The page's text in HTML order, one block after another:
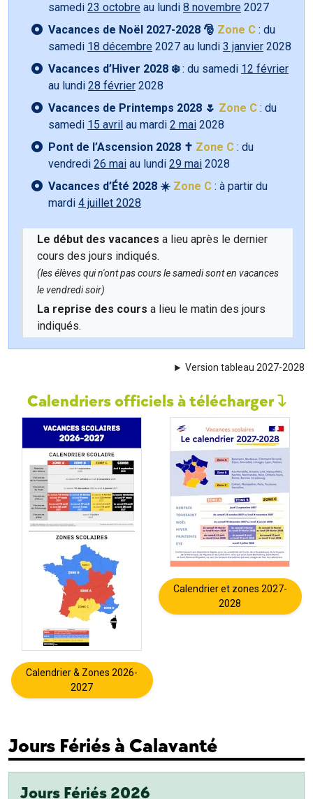
samedi 23 octobre au lundi 8 novembre 2027
Vacances de Noël 2027-2028 🎅 Zone C : du
samedi 18 décembre 2027 au lundi 3 janvier 2028
Vacances d’Hiver 2028 ❄️: du samedi 12 février
au lundi 28 février 2028
Vacances de Printemps 2028 🌷 Zone C : du
samedi 15 avril au mardi 2 mai 2028
Pont de l’Ascension 2028 ✝️ Zone C : du
vendredi 26 mai au lundi 29 mai 2028
Vacances d’Été 2028 ☀️ Zone C : à partir du
mardi 4 juillet 2028
Le début des vacances a lieu après le dernier
cours des jours indiqués.
(les élèves qui n'ont pas cours le samedi sont en vacances
le vendredi soir)
La reprise des cours a lieu le matin des jours
indiqués.
Version tableau 2027-2028
Calendriers officiels à télécharger
Calendrier & Zones 2026-
2027
Calendrier et zones 2027-
2028
Jours Fériés à Calavanté
Jours Fériés 2026